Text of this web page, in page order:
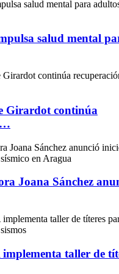
salud mental
Girardot continúa
Joana Sánchez
taller de